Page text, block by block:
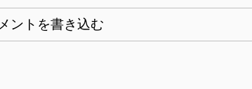
ントを書き込む